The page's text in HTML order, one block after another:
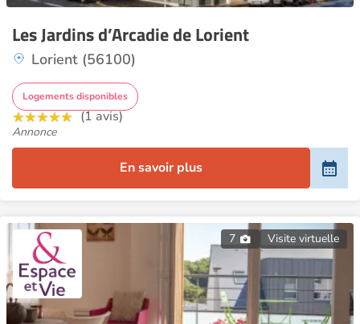
Les Jardins d’Arcadie de Lorient
Lorient (56100)
Logements disponibles
(1 avis)
Annonce
En savoir plus
7 Visite virtuelle